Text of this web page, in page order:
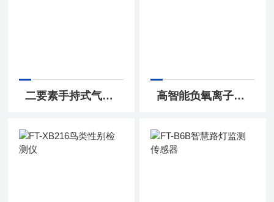
二要素手持式气象仪 高智能负氧离子监测站